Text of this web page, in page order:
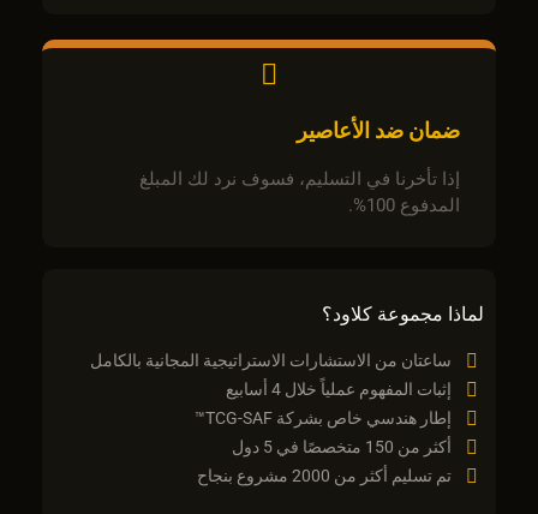
ضمان ضد الأعاصير
إذا تأخرنا في التسليم، فسوف نرد لك المبلغ
المدفوع 100%.
لماذا مجموعة كلاود؟
ساعتان من الاستشارات الاستراتيجية المجانية بالكامل
إثبات المفهوم عملياً خلال 4 أسابيع
إطار هندسي خاص بشركة TCG-SAF™
أكثر من 150 متخصصًا في 5 دول
تم تسليم أكثر من 2000 مشروع بنجاح